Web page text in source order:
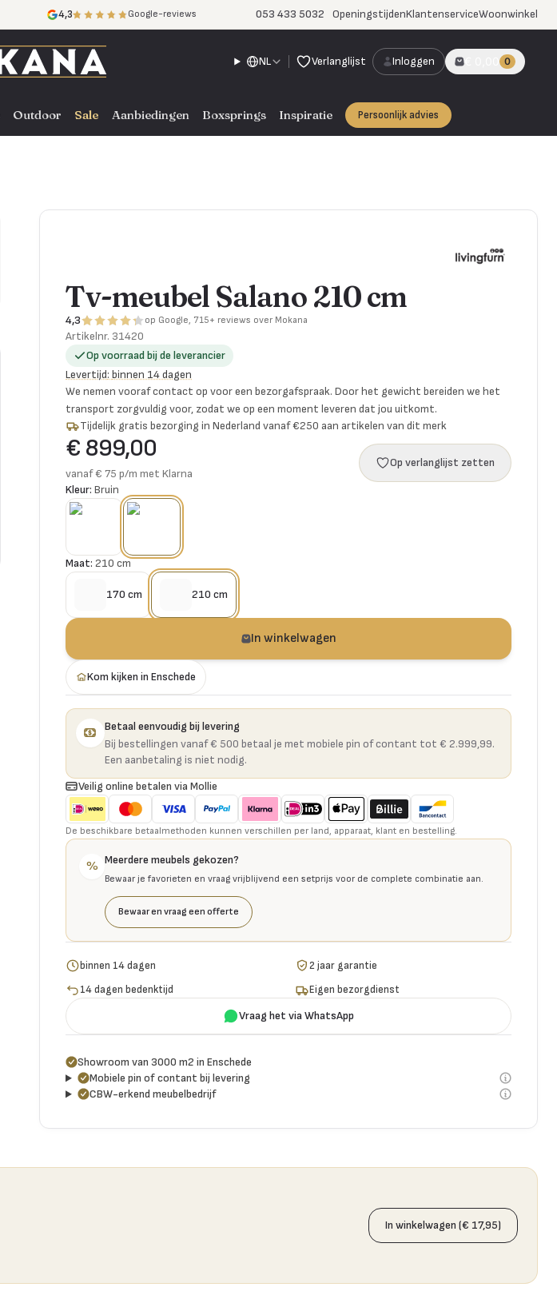
4,3 Google-reviews 053 433 5032 OpeningstijdenKlantenserviceWoonwinkel
NL Verlanglijst Inloggen € 0,00 0
Outdoor Sale Aanbiedingen Boxsprings Inspiratie Persoonlijk advies
Tv-meubel Salano 210 cm
4,3 op Google, 715+ reviews over Mokana
Artikelnr. 31420
Op voorraad bij de leverancier
Levertijd: binnen 14 dagen
We nemen vooraf contact op voor een bezorgafspraak. Door het gewicht bereiden we het
transport zorgvuldig voor, zodat we op een moment leveren dat jou uitkomt.
Tijdelijk gratis bezorging in Nederland vanaf €250 aan artikelen van dit merk
€ 899,00
vanaf € 75 p/m met Klarna
Op verlanglijst zetten
Kleur: Bruin
Maat: 210 cm
170 cm 210 cm
In winkelwagen
Kom kijken in Enschede
Betaal eenvoudig bij levering
Bij bestellingen vanaf € 500 betaal je met mobiele pin of contant tot € 2.999,99.
Een aanbetaling is niet nodig.
Veilig online betalen via Mollie
De beschikbare betaalmethoden kunnen verschillen per land, apparaat, klant en bestelling.
% Meerdere meubels gekozen?
Bewaar je favorieten en vraag vrijblijvend een setprijs voor de complete combinatie aan.
Bewaar en vraag een offerte
binnen 14 dagen
2 jaar garantie
14 dagen bedenktijd
Eigen bezorgdienst
Vraag het via WhatsApp
Showroom van 3000 m2 in Enschede
Mobiele pin of contant bij levering
CBW-erkend meubelbedrijf
In winkelwagen (€ 17,95)